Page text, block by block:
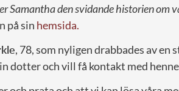
Samantha den svidande historien om
på sin hemsida.
, 78, som nyligen drabbades av en
dotter och vill få kontakt med